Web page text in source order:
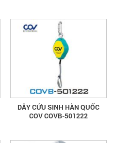
DÂY CỨU SINH HÀN QUỐC
COV COVB-501222